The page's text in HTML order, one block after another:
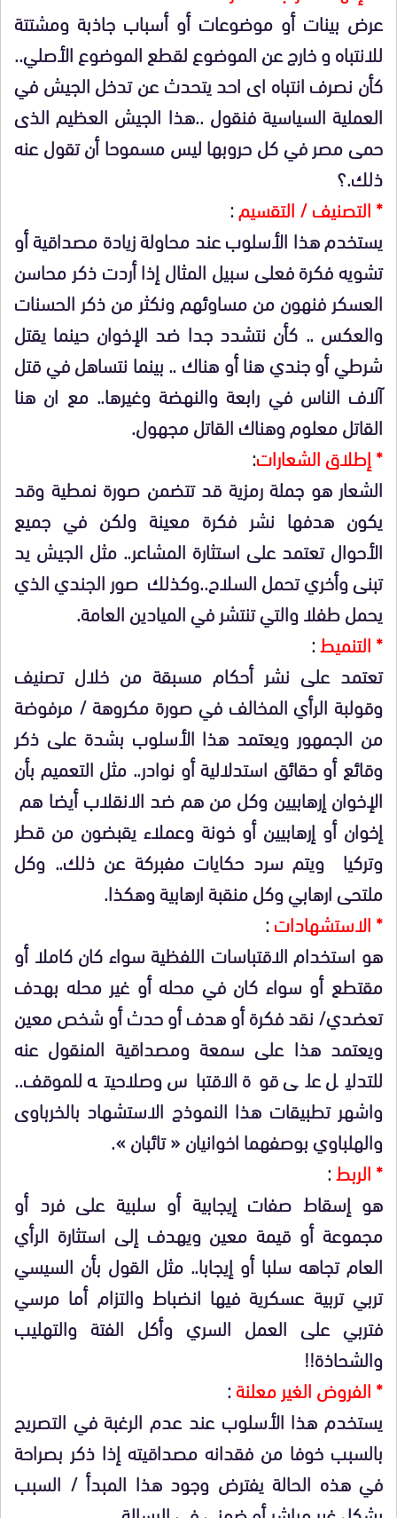
عرض بينات أو موضوعات أو أسباب جاذبة ومشتتة
للانتباه و خارج عن الموضوع لقطع الموضوع الأصلي..
كأن نصرف انتباه اى احد يتحدث عن تدخل الجيش في
العملية السياسية فنقول ..هذا الجيش العظيم الذى
حمى مصر في كل حروبها ليس مسموحا أن تقول عنه
ذلك.؟
* التصنيف / التقسيم:
يستخدم هذا الأسلوب عند محاولة زيادة مصداقية أو
تشويه فكرة فعلى سبيل المثال إذا أردت ذكر محاسن
العسكر فنهون من مساوئهم ونكثر من ذكر الحسنات
والعكس .. كأن نتشدد جدا ضد الإخوان حينما يقتل
شرطي أو جندي هنا أو هناك .. بينما نتساهل في قتل
آلاف الناس في رابعة والنهضة وغيرها.. مع ان هنا
القاتل معلوم وهناك القاتل مجهول.
* إطلاق الشعارات:
الشعار هو جملة رمزية قد تتضمن صورة نمطية وقد
يكون هدفها نشر فكرة معينة ولكن في جميع
الأحوال تعتمد على استثارة المشاعر.. مثل الجيش يد
تبنى وأخري تحمل السلاح..وكذلك صور الجندي الذي
يحمل طفلا والتي تنتشر في الميادين العامة.
* التنميط:
تعتمد على نشر أحكام مسبقة من خلال تصنيف
وقولبة الرأي المخالف في صورة مكروهة / مرفوضة
من الجمهور ويعتمد هذا الأسلوب بشدة على ذكر
وقائع أو حقائق استدلالية أو نوادر.. مثل التعميم بأن
الإخوان إرهابيين وكل من هم ضد الانقلاب أيضا هم
إخوان أو إرهابيين أو خونة وعملاء يقبضون من قطر
وتركيا ويتم سرد حكايات مفبركة عن ذلك.. وكل
ملتحى ارهابي وكل منقبة ارهابية وهكذا.
* الاستشهادات:
هو استخدام الاقتباسات اللفظية سواء كان كاملا أو
مقتطع أو سواء كان في محله أو غير محله بهدف
تعضدي/ نقد فكرة أو هدف أو حدث أو شخص معين
ويعتمد هذا على سمعة ومصداقية المنقول عنه
للتدليل على قوة الاقتباس وصلاحيته للموقف..
واشهر تطبيقات هذا النموذج الاستشهاد بالخرباوى
والهلباوي بوصفهما اخوانيان « تائبان ».
* الربط:
هو إسقاط صفات إيجابية أو سلبية على فرد أو
مجموعة أو قيمة معين ويهدف إلى استثارة الرأي
العام تجاهه سلبا أو إيجابا.. مثل القول بأن السيسي
تربي تربية عسكرية فيها انضباط والتزام أما مرسي
فتربي على العمل السري وأكل الفتة والتهليب
والشحاذة!!
* الفروض الغير معلنة:
يستخدم هذا الأسلوب عند عدم الرغبة في التصريح
بالسبب خوفا من فقدانه مصداقيته إذا ذكر بصراحة
في هذه الحالة يفترض وجود هذا المبدأ / السبب